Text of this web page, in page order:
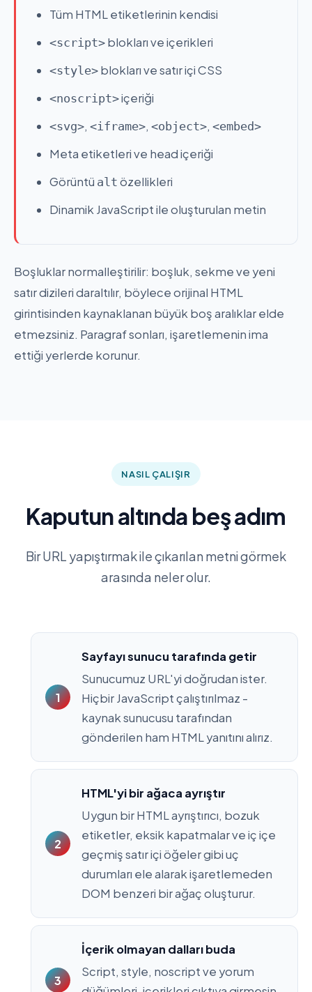
Tüm HTML etiketlerinin kendisi
<script> blokları ve içerikleri
<style> blokları ve satır içi CSS
<noscript>içeriği
<svg>, <iframe>, <object>, <embed>
Meta etiketleri ve head içeriği
Görüntü alt özellikleri
Dinamik JavaScript ile oluşturulan metin
Boşluklar normalleştirilir: boşluk, sekme ve yeni
satır dizileri daraltılır, böylece orijinal HTML
girintisinden kaynaklanan büyük boş aralıklar elde
etmezsiniz. Paragraf sonları, işaretlemenin ima
ettiği yerlerde korunur.
NASIL ÇALIŞIR
Kaputun altında beş adım
Bir URL yapıştırmak ile çıkarılan metni görmek
arasında neler olur.
Sayfayı sunucu tarafında getir
Sunucumuz URL'yi doğrudan ister.
Hiçbir JavaScript çalıştırılmaz -
kaynak sunucusu tarafından
gönderilen ham HTML yanıtını alırız.
HTML'yi bir ağaca ayrıştır
Uygun bir HTML ayrıştırıcı, bozuk
etiketler, eksik kapatmalar ve iç içe
geçmiş satır içi öğeler gibi uç
durumları ele alarak işaretlemeden
DOM benzeri bir ağaç oluşturur.
İçerik olmayan dalları buda
Script, style, noscript ve yorum